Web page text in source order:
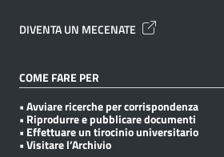
DIVENTA UN MECENATE
COME FARE PER
• Avviare ricerche per corrispondenza
• Riprodurre e pubblicare documenti
• Effettuare un tirocinio universitario
• Visitare l’Archivio